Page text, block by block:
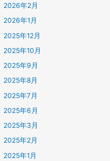
2026年2月
2026年1月
2025年12月
2025年10月
2025年9月
2025年8月
2025年7月
2025年6月
2025年3月
2025年2月
2025年1月